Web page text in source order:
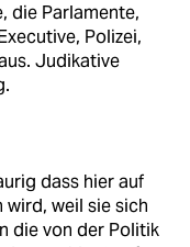
die Parlamente,
Polizei,
Judikative
dass hier auf
wird, weil sie sich
die von der Politik